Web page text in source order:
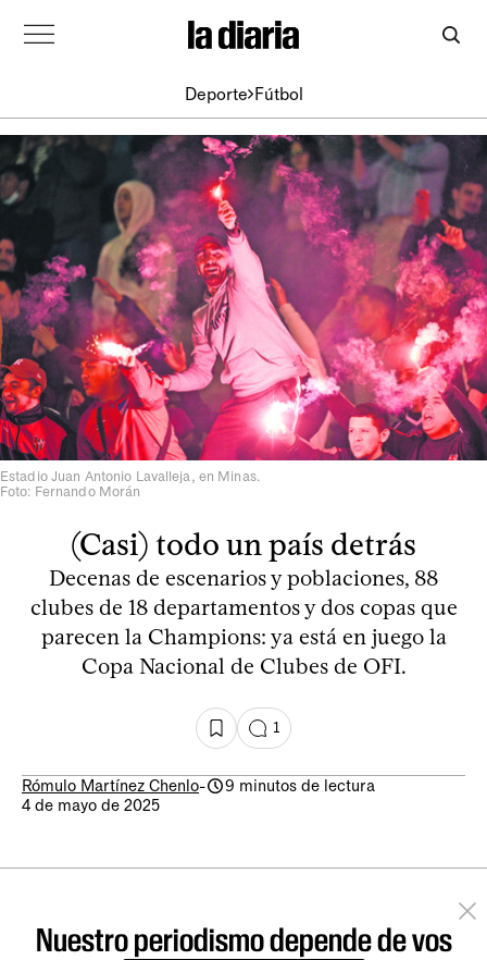
Deporte Fútbol
Estadio Juan Antonio Lavalleja, en Minas.
Foto: Fernando Morán
(Casi) todo un país detrás
Decenas de escenarios y poblaciones, 88
clubes de 18 departamentos y dos copas que
parecen la Champions: ya está en juego la
Copa Nacional de Clubes de OFI.
1
Rómulo Martínez Chenlo-
9 minutos de lectura
4 de mayo de 2025
Nuestro periodismo depende de vos